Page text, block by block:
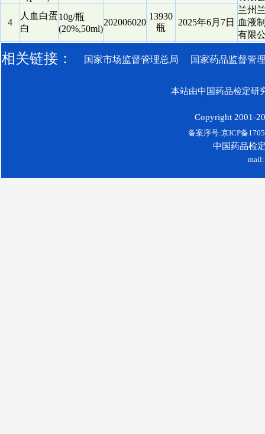
4
人血白蛋
白
10g/瓶
(20%,50ml)
202006020
13930
瓶
2025年6月7日
兰州
血液
有限
相关链接： 国家市场监督管理总局 国家药品监督管
本站由中国药品检定研
Copyright 2001-
备案序号:京ICP备
中国药品检